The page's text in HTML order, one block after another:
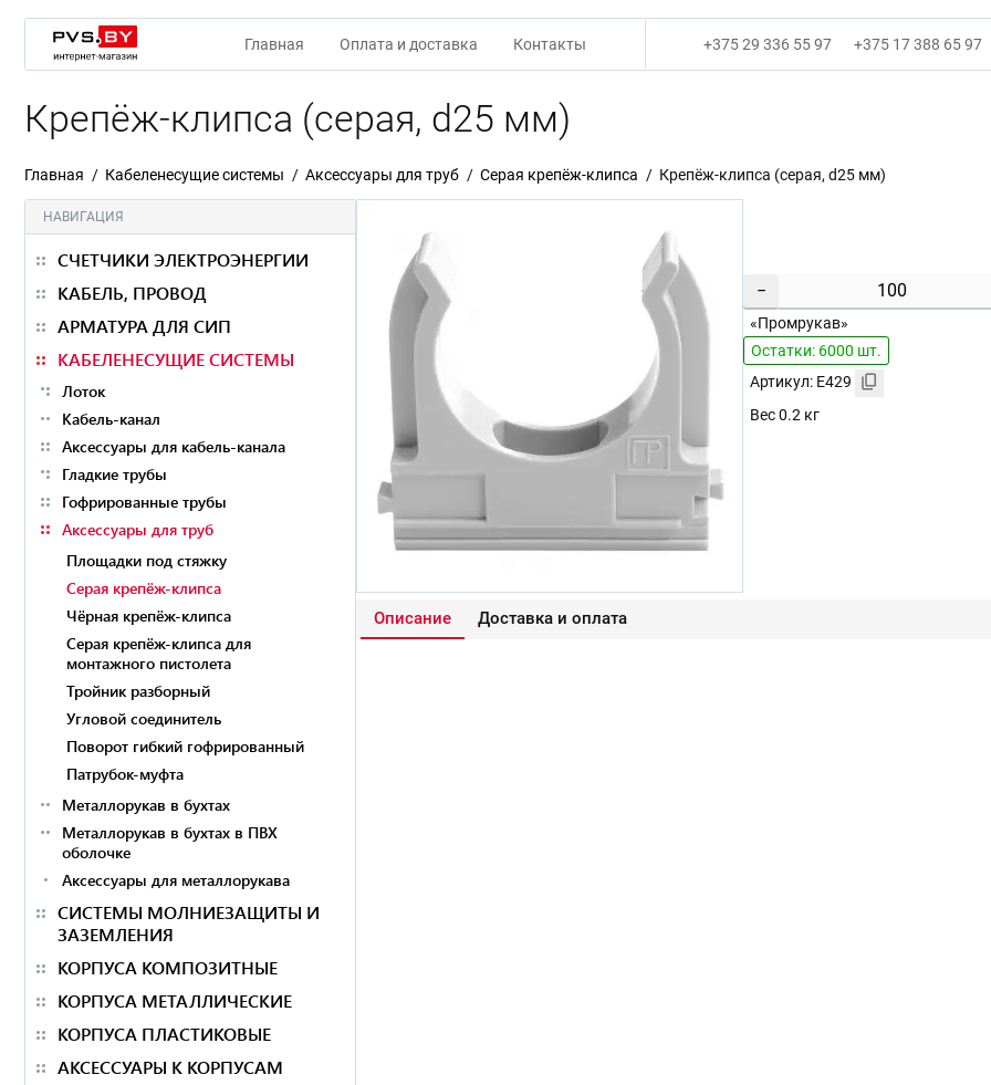
Главная Оплата и доставка Контакты +375 29 336 55 97 +375 17 388 65 97
Крепёж-клипса (серая, d25 мм)
Главная Кабеленесущие системы Аксессуары для труб Серая крепёж-клипса Крепёж-клипса (серая, d25 мм)
НАВИГАЦИЯ
СЧЕТЧИКИ ЭЛЕКТРОЭНЕРГИИ
КАБЕЛЬ, ПРОВОД
АРМАТУРА ДЛЯ СИП
КАБЕЛЕНЕСУЩИЕ СИСТЕМЫ
Лоток
Кабель-канал
Аксессуары для кабель-канала
Гладкие трубы
Гофрированные трубы
Аксессуары для труб
Площадки под стяжку
Серая крепёж-клипса
Чёрная крепёж-клипса
Серая крепёж-клипса для
монтажного пистолета
Тройник разборный
Угловой соединитель
Поворот гибкий гофрированный
Патрубок-муфта
Металлорукав в бухтах
Металлорукав в бухтах в ПВХ
оболочке
Аксессуары для металлорукава
СИСТЕМЫ МОЛНИЕЗАЩИТЫ И
ЗАЗЕМЛЕНИЯ
КОРПУСА КОМПОЗИТНЫЕ
КОРПУСА МЕТАЛЛИЧЕСКИЕ
КОРПУСА ПЛАСТИКОВЫЕ
АКСЕССУАРЫ К КОРПУСАМ
−
«Промрукав»
Остатки: 6000 шт.
Артикул: E429
Вес 0.2 кг
Описание Доставка и оплата